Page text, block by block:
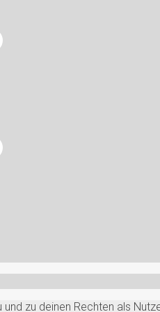
zu deinen Rechten als